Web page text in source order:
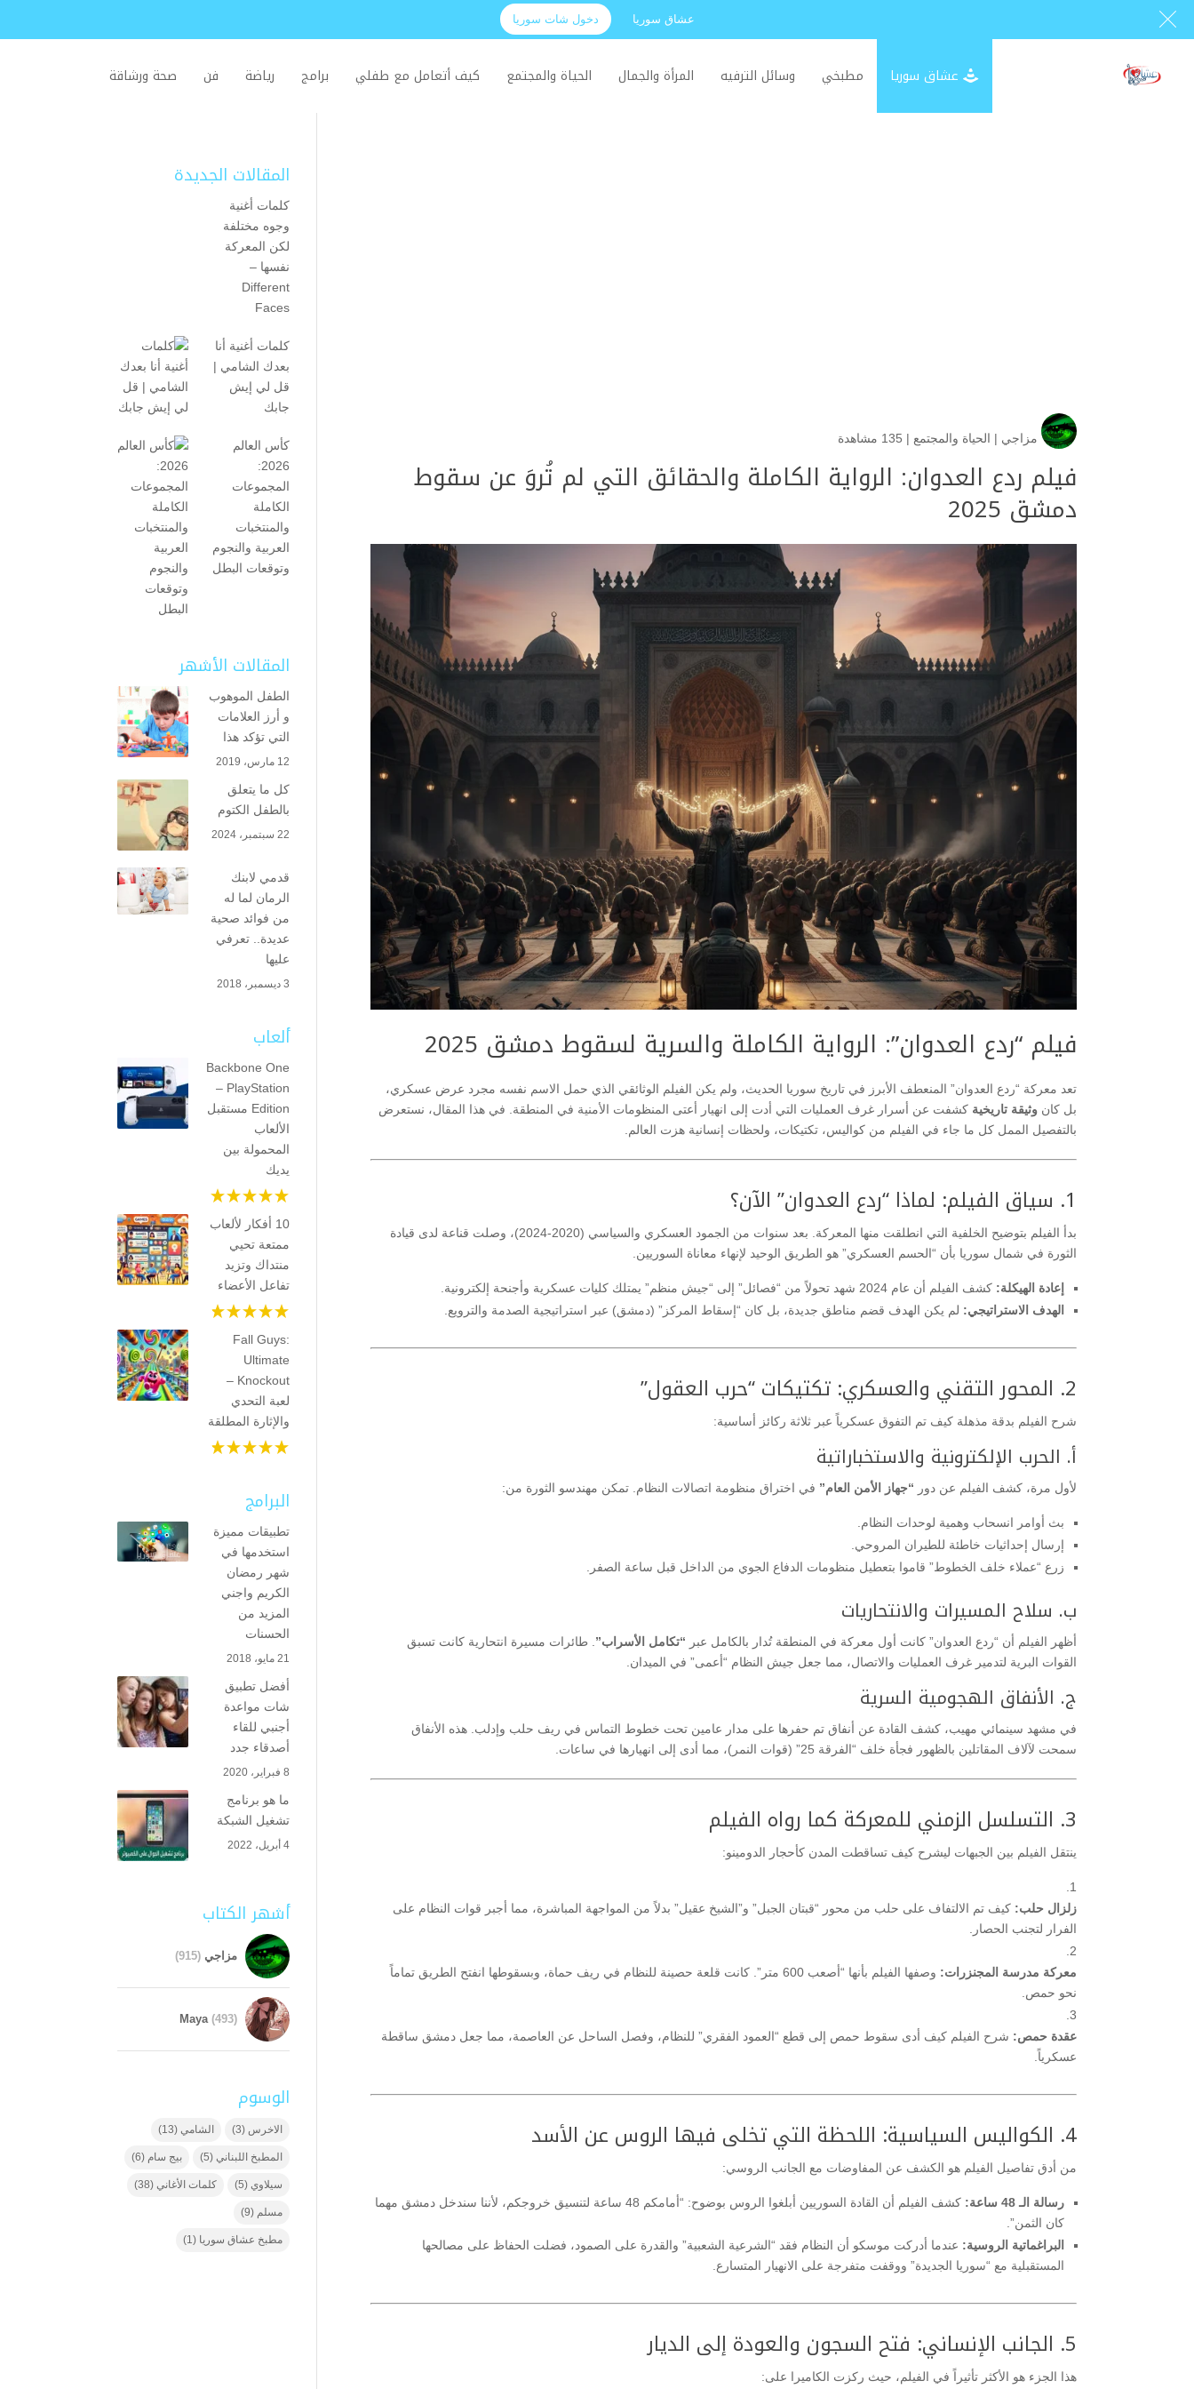
عشاق سوريا دخول شات سوريا
عشاق سوريا مطبخي وسائل الترفيه المرأة والجمال الحياة والمجتمع كيف أتعامل مع طفلي برامج رياضة فن صحة ورشاقة
مزاجي | الحياة والمجتمع | 135 مشاهدة
فيلم ردع العدوان: الرواية الكاملة والحقائق التي لم تُروَ عن سقوط
دمشق 2025
فيلم “ردع العدوان”: الرواية الكاملة والسرية لسقوط دمشق 2025
تعد معركة “ردع العدوان” المنعطف الأبرز في تاريخ سوريا الحديث، ولم يكن الفيلم الوثائقي الذي حمل الاسم نفسه مجرد عرض عسكري،
بل كان وثيقة تاريخية كشفت عن أسرار غرف العمليات التي أدت إلى انهيار أعتى المنظومات الأمنية في المنطقة. في هذا المقال، نستعرض
بالتفصيل الممل كل ما جاء في الفيلم من كواليس، تكتيكات، ولحظات إنسانية هزت العالم.
1. سياق الفيلم: لماذا “ردع العدوان” الآن؟
بدأ الفيلم بتوضيح الخلفية التي انطلقت منها المعركة. بعد سنوات من الجمود العسكري والسياسي (2020-2024)، وصلت قناعة لدى قيادة
الثورة في شمال سوريا بأن “الحسم العسكري” هو الطريق الوحيد لإنهاء معاناة السوريين.
إعادة الهيكلة: كشف الفيلم أن عام 2024 شهد تحولاً من “فصائل” إلى “جيش منظم” يمتلك كليات عسكرية وأجنحة إلكترونية.
الهدف الاستراتيجي: لم يكن الهدف قضم مناطق جديدة، بل كان “إسقاط المركز” (دمشق) عبر استراتيجية الصدمة والترويع.
2. المحور التقني والعسكري: تكتيكات “حرب العقول”
شرح الفيلم بدقة مذهلة كيف تم التفوق عسكرياً عبر ثلاثة ركائز أساسية:
أ. الحرب الإلكترونية والاستخباراتية
لأول مرة، كشف الفيلم عن دور “جهاز الأمن العام” في اختراق منظومة اتصالات النظام. تمكن مهندسو الثورة من:
بث أوامر انسحاب وهمية لوحدات النظام.
إرسال إحداثيات خاطئة للطيران المروحي.
زرع “عملاء خلف الخطوط” قاموا بتعطيل منظومات الدفاع الجوي من الداخل قبل ساعة الصفر.
ب. سلاح المسيرات والانتحاريات
أظهر الفيلم أن “ردع العدوان” كانت أول معركة في المنطقة تُدار بالكامل عبر “تكامل الأسراب” . طائرات مسيرة انتحارية كانت تسبق
القوات البرية لتدمير غرف العمليات والاتصال، مما جعل جيش النظام “أعمى” في الميدان.
ج. الأنفاق الهجومية السرية
في مشهد سينمائي مهيب، كشف القادة عن أنفاق تم حفرها على مدار عامين تحت خطوط التماس في ريف حلب وإدلب. هذه الأنفاق
سمحت لآلاف المقاتلين بالظهور فجأة خلف “الفرقة 25” (قوات النمر)، مما أدى إلى انهيارها في ساعات.
3. التسلسل الزمني للمعركة كما رواه الفيلم
ينتقل الفيلم بين الجبهات ليشرح كيف تساقطت المدن كأحجار الدومينو:
زلزال حلب: كيف تم الالتفاف على حلب من محور “قبتان الجبل” و”الشيخ عقيل” بدلاً من المواجهة المباشرة، مما أجبر قوات النظام على
الفرار لتجنب الحصار.
معركة مدرسة المجنزرات:
وصفها الفيلم بأنها “أصعب 600 متر”. كانت قلعة حصينة للنظام في ريف حماة، وبسقوطها انفتح الطريق تماماً
نحو حمص.
عقدة حمص: شرح الفيلم كيف أدى سقوط حمص إلى قطع “العمود الفقري” للنظام، وفصل الساحل عن العاصمة، مما جعل دمشق ساقطة
عسكرياً.
4. الكواليس السياسية: اللحظة التي تخلى فيها الروس عن الأسد
من أدق تفاصيل الفيلم هو الكشف عن المفاوضات مع الجانب الروسي:
رسالة الـ 48 ساعة:
كشف الفيلم أن القادة السوريين أبلغوا الروس بوضوح: “أمامكم 48 ساعة لتنسيق خروجكم، لأننا سندخل دمشق مهما
كان الثمن”.
البراغماتية الروسية: عندما أدركت موسكو أن النظام فقد “الشرعية الشعبية” والقدرة على الصمود، فضلت الحفاظ على مصالحها
المستقبلية مع “سوريا الجديدة” ووقفت متفرجة على الانهيار المتسارع.
5. الجانب الإنساني: فتح السجون والعودة إلى الديار
هذا الجزء هو الأكثر تأثيراً في الفيلم، حيث ركزت الكاميرا على:
المقالات الجديدة
كلمات أغنية
وجوه مختلفة
لكن المعركة
نفسها –
Different
Faces
كلمات أغنية أنا
بعدك الشامي |
قل لي إيش
جابك
كأس العالم
2026:
المجموعات
الكاملة
والمنتخبات
العربية والنجوم
وتوقعات البطل
المقالات الأشهر
الطفل الموهوب
و أرز العلامات
التي تؤكد هذا
12 مارس، 2019
كل ما يتعلق
بالطفل الكتوم
22 سبتمبر، 2024
قدمي لابنك
الرمان لما له
من فوائد صحية
عديدة.. تعرفي
عليها
3 ديسمبر، 2018
ألعاب
Backbone One
– PlayStation
Edition مستقبل
الألعاب
المحمولة بين
يديك
10 أفكار لألعاب
ممتعة تحيي
منتداك وتزيد
تفاعل الأعضاء
Fall Guys:
Ultimate
Knockout –
لعبة التحدي
والإثارة المطلقة
البرامج
تطبيقات مميزة
استخدمها في
شهر رمضان
الكريم واجني
المزيد من
الحسنات
21 مايو، 2018
أفضل تطبيق
شات مواعدة
أجنبي للقاء
أصدقاء جدد
8 فبراير، 2020
ما هو برنامج
تشغيل الشبكة
4 أبريل، 2022
أشهر الكتاب
مزاجي (915)
Maya (493)
الوسوم
الاخرس (3) الشامي (13)
المطبخ اللبناني (5) بيج سام (6)
سيلاوي (5) كلمات الأغاني (38)
مسلم (9)
مطبخ عشاق سوريا (1)